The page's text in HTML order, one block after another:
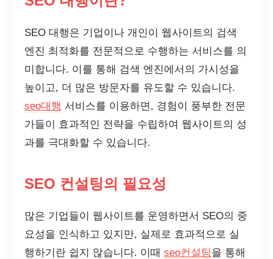
SEO 대행은 기업이나 개인이 웹사이트의 검색
엔진 최적화를 전문적으로 수행하는 서비스를 의
미합니다. 이를 통해 검색 엔진에서의 가시성을
높이고, 더 많은 방문자를 유도할 수 있습니다.
seo대행 서비스를 이용하면, 경험이 풍부한 전문
가들이 효과적인 전략을 수립하여 웹사이트의 성
과를 극대화할 수 있습니다.
SEO 컨설팅의 필요성
많은 기업들이 웹사이트를 운영하면서 SEO의 중
요성을 인식하고 있지만, 실제로 효과적으로 실
행하기란 쉽지 않습니다. 이때 seo컨설팅을 통해